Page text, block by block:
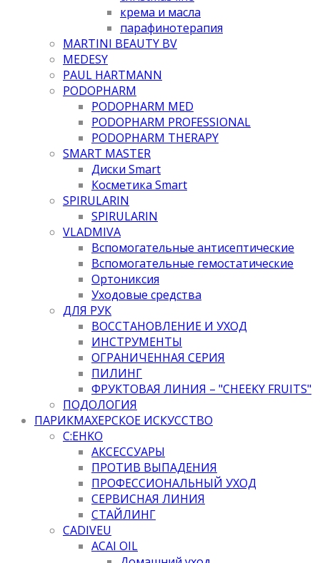
крема и масла
парафинотерапия
MARTINI BEAUTY BV
MEDESY
PAUL HARTMANN
PODOPHARM
PODOPHARM MED
PODOPHARM PROFESSIONAL
PODOPHARM THERAPY
SMART MASTER
Диски Smart
Косметика Smart
SPIRULARIN
SPIRULARIN
VLADMIVA
Вспомогательные антисептические
Вспомогательные гемостатические
Ортониксия
Уходовые средства
ДЛЯ РУК
ВОССТАНОВЛЕНИЕ И УХОД
ИНСТРУМЕНТЫ
ОГРАНИЧЕННАЯ СЕРИЯ
ПИЛИНГ
ФРУКТОВАЯ ЛИНИЯ – "CHEEKY FRUITS"
ПОДОЛОГИЯ
ПАРИКМАХЕРСКОЕ ИСКУССТВО
C:EHKO
АКСЕССУАРЫ
ПРОТИВ ВЫПАДЕНИЯ
ПРОФЕССИОНАЛЬНЫЙ УХОД
СЕРВИСНАЯ ЛИНИЯ
СТАЙЛИНГ
CADIVEU
ACAI OIL